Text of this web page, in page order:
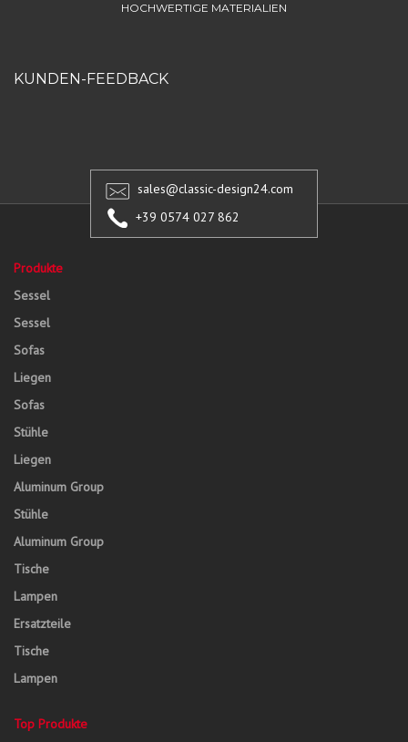
HOCHWERTIGE MATERIALIEN
KUNDEN-FEEDBACK
sales@classic-design24.com
+39 0574 027 862
Produkte
Sessel
Sessel
Sofas
Liegen
Sofas
Stühle
Liegen
Aluminum Group
Stühle
Aluminum Group
Tische
Lampen
Ersatzteile
Tische
Lampen
Top Produkte